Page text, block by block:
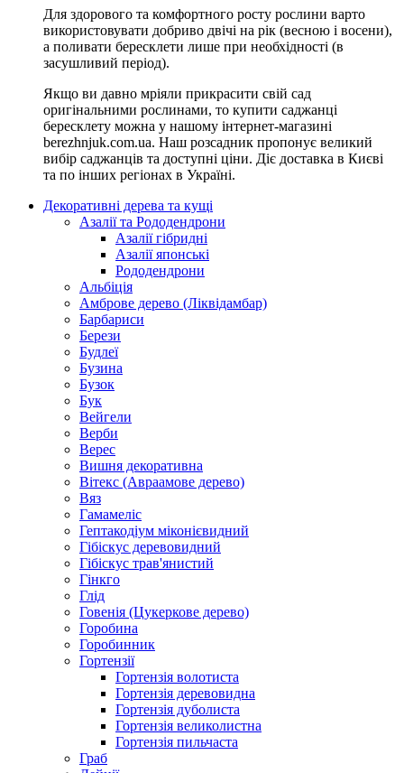
Для здорового та комфортного росту рослини варто
використовувати добриво двічі на рік (весною і восени),
а поливати бересклети лише при необхідності (в
засушливий період).
Якщо ви давно мріяли прикрасити свій сад
оригінальними рослинами, то купити саджанці
бересклету можна у нашому інтернет-магазині
berezhnjuk.com.ua. Наш розсадник пропонує великий
вибір саджанців та доступні ціни. Діє доставка в Києві
та по інших регіонах в Україні.
Декоративні дерева та кущі
Азалії та Рододендрони
Азалії гібридні
Азалії японські
Рододендрони
Альбіція
Амброве дерево (Ліквідамбар)
Барбариси
Берези
Будлеї
Бузина
Бузок
Бук
Вейгели
Верби
Верес
Вишня декоративна
Вітекс (Авраамове дерево)
Вяз
Гамамеліс
Гептакодіум міконієвидний
Гібіскус деревовидний
Гібіскус трав'янистий
Гінкго
Глід
Говенія (Цукеркове дерево)
Горобина
Горобинник
Гортензії
Гортензія волотиста
Гортензія деревовидна
Гортензія дуболиста
Гортензія великолистна
Гортензія пильчаста
Граб